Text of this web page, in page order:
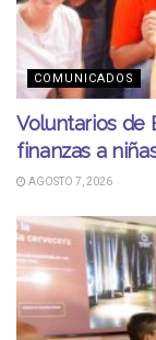
COMUNICADOS
Voluntarios de
finanzas a
AGOSTO 7, 2026